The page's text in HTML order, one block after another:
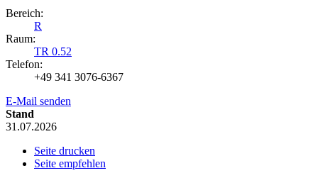
Bereich:
R
Raum:
TR 0.52
Telefon:
+49 341 3076-6367
E-Mail senden
Stand
31.07.2026
Seite drucken
Seite empfehlen